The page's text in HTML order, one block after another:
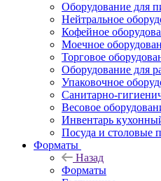
Оборудование для
Нейтральное
Кофейное
Моечное
Торговое
Оборудование для
Упаковочное
Санитарно-
Весовое
Инвентарь
Посуда и столовые
Форматы
Назад
Форматы